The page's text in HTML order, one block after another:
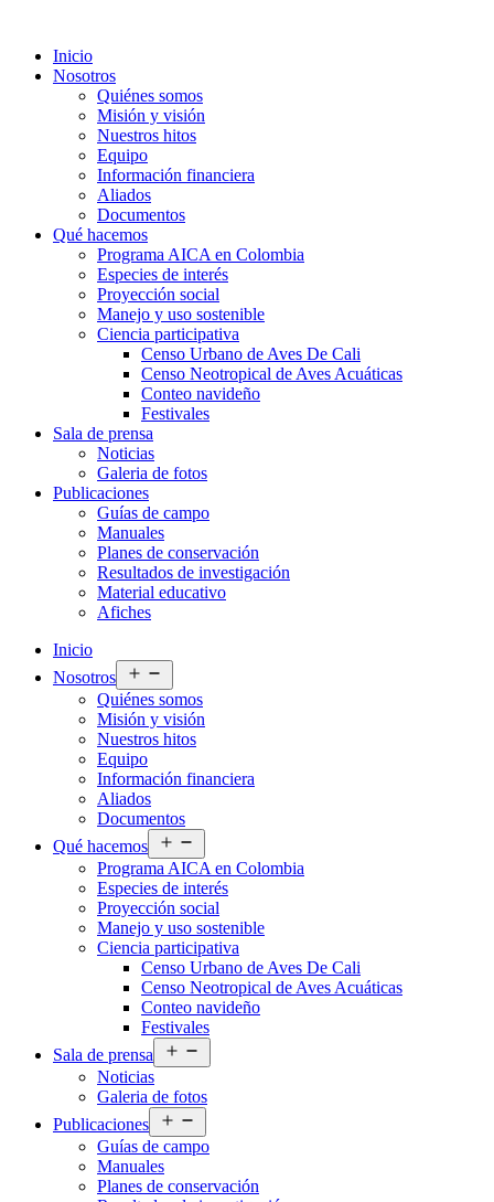
Inicio
Nosotros
Quiénes somos
Misión y visión
Nuestros hitos
Equipo
Información financiera
Aliados
Documentos
Qué hacemos
Programa AICA en Colombia
Especies de interés
Proyección social
Manejo y uso sostenible
Ciencia participativa
Censo Urbano de Aves De Cali
Censo Neotropical de Aves Acuáticas
Conteo navideño
Festivales
Sala de prensa
Noticias
Galeria de fotos
Publicaciones
Guías de campo
Manuales
Planes de conservación
Resultados de investigación
Material educativo
Afiches
Inicio
Nosotros
el
menú
Quiénes somos
Misión y visión
Nuestros hitos
Equipo
Información financiera
Aliados
Documentos
Qué hacemos
el
menú
Programa AICA en Colombia
Especies de interés
Proyección social
Manejo y uso sostenible
Ciencia participativa
Censo Urbano de Aves De Cali
Censo Neotropical de Aves Acuáticas
Conteo navideño
Festivales
Sala de prensa
el
Noticias
Galeria de fotos
Publicaciones
el
menú
Guías de campo
Manuales
Planes de conservación